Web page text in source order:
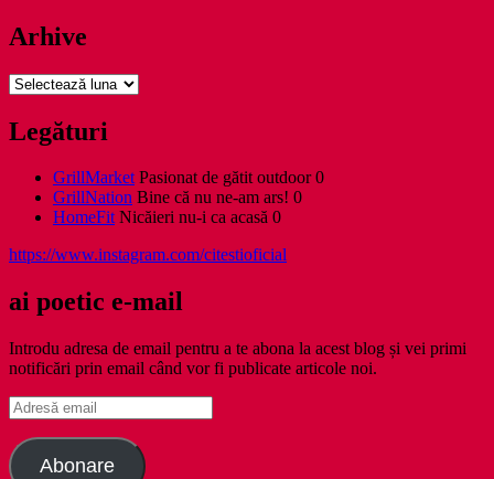
Arhive
Arhive
Legături
GrillMarketPasionat de gătit outdoor 0
GrillNation Bine că nu ne-am ars! 0
HomeFitNicăieri nu-i ca acasă 0
https://www.instagram.com/citestioficial
ai poetic e-mail
Introdu adresa de email pentru a te abona la acest blog și vei primi
notificări prin email când vor fi publicate articole noi.
Adresă
email
Abonare